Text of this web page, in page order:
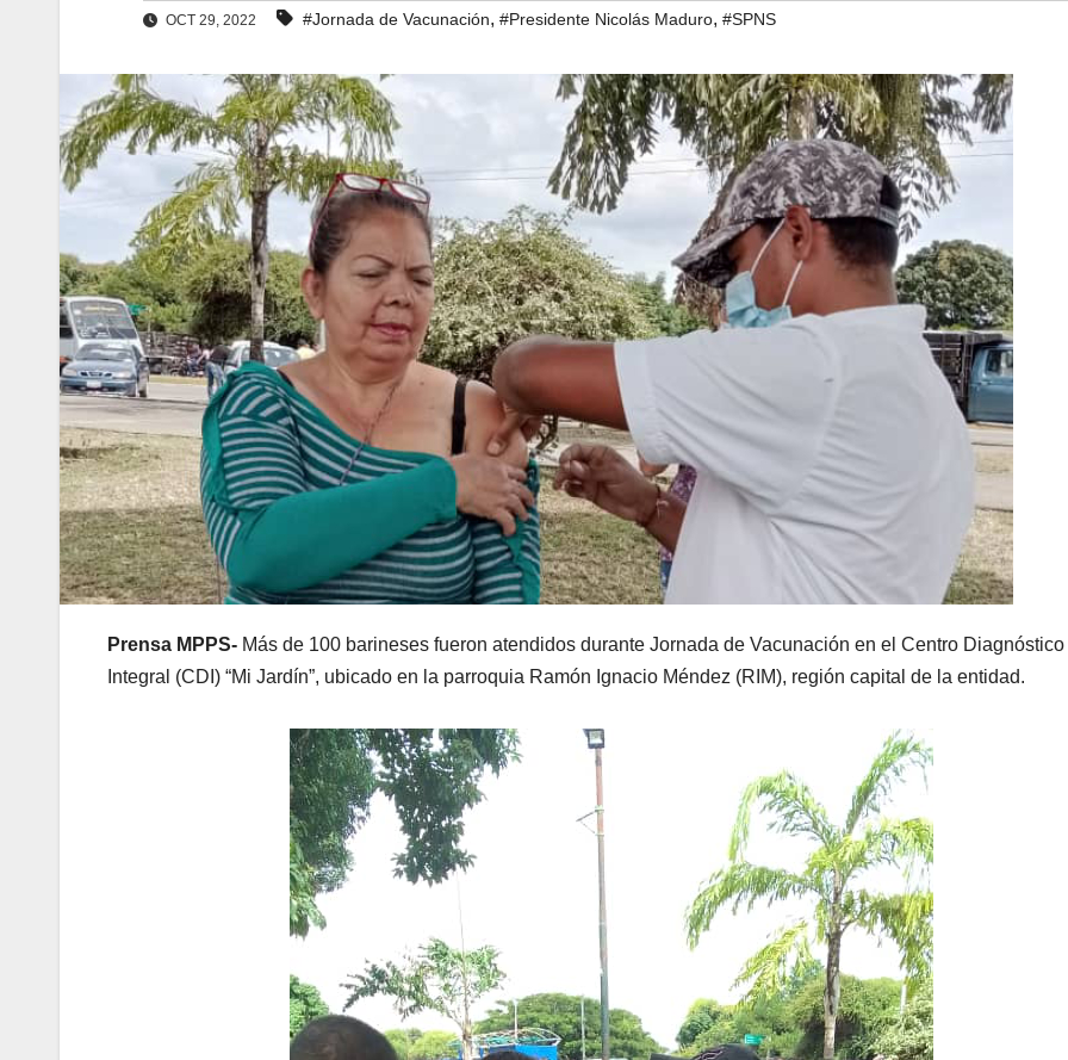
OCT 29, 2022 #Jornada de Vacunación, #Presidente Nicolás Maduro, #SPNS
Prensa MPPS- Más de 100 barineses fueron atendidos durante Jornada de Vacunación en el Centro Diagnóstico
Integral (CDI) “Mi Jardín”, ubicado en la parroquia Ramón Ignacio Méndez (RIM), región capital de la entidad.